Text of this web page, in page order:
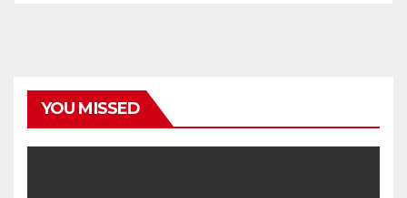
YOU MISSED